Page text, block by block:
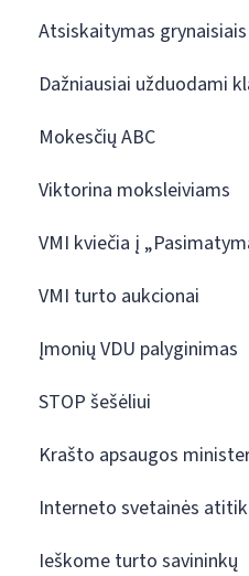
Atsiskaitymas
Dažniausiai užduodami
Mokesčių ABC
Viktorina moksleiviams
VMI kviečia į
VMI turto aukcionai
Įmonių VDU palyginimas
STOP šešėliui
Krašto apsaugos
Interneto svetainės
Ieškome turto savininkų